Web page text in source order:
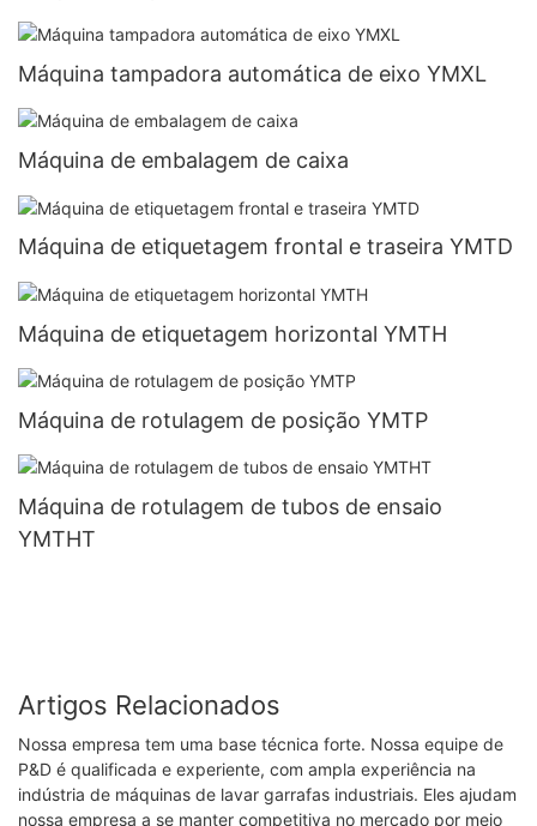
Máquina tampadora automática de eixo YMXL
Máquina de embalagem de caixa
Máquina de etiquetagem frontal e traseira YMTD
Máquina de etiquetagem horizontal YMTH
Máquina de rotulagem de posição YMTP
Máquina de rotulagem de tubos de ensaio
YMTHT
Artigos Relacionados
Nossa empresa tem uma base técnica forte. Nossa equipe de
P&D é qualificada e experiente, com ampla experiência na
indústria de máquinas de lavar garrafas industriais. Eles ajudam
nossa empresa a se manter competitiva no mercado por meio